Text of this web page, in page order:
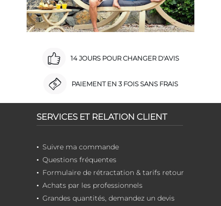
14 JOURS POUR CHANGER D'AVIS
PAIEMENT EN 3 FOIS SANS FRAIS
SERVICES ET RELATION CLIENT
Suivre ma commande
Questions fréquentes
Formulaire de rétractation & tarifs retour
Achats par les professionnels
Grandes quantités, demandez un devis